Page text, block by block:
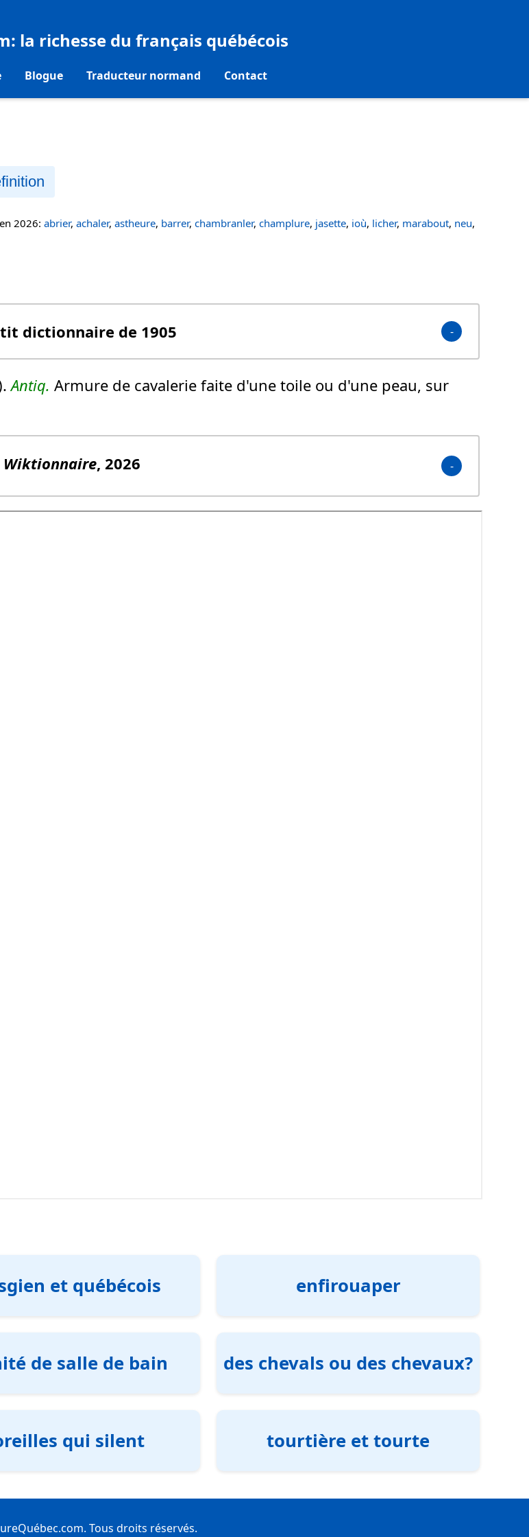
: la richesse du français québécois
Blogue Traducteur normand Contact
2026: abrier, achaler, astheure, barrer, chambranler, champlure, jasette, ioù, licher, marabout, neu,
dictionnaire de 1905
Antiq. Armure de cavalerie faite d'une toile ou d'une peau, sur
Wiktionnaire, 2026
et québécois enfirouaper
de salle de bain des chevals ou des chevaux?
qui silent tourtière et tourte
Tous droits réservés.